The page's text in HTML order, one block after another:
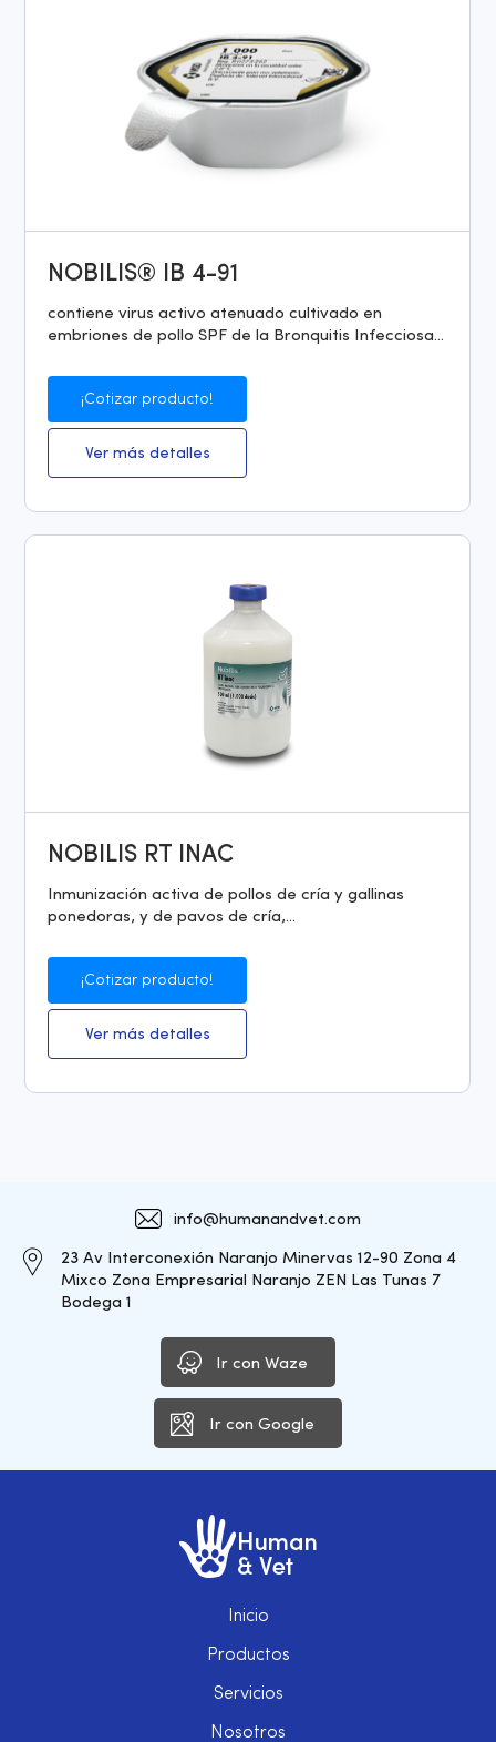
NOBILIS® IB 4-91
contiene virus activo atenuado cultivado en
embriones de pollo SPF de la Bronquitis Infecciosa...
¡Cotizar producto!
Ver más detalles
NOBILIS RT INAC
Inmunización activa de pollos de cría y gallinas
ponedoras, y de pavos de cría,...
¡Cotizar producto!
Ver más detalles
info@humanandvet.com
23 Av Interconexión Naranjo Minervas 12-90 Zona 4
Mixco Zona Empresarial Naranjo ZEN Las Tunas 7
Bodega 1
Ir con Waze
Ir con Google
Inicio
Productos
Servicios
Nosotros